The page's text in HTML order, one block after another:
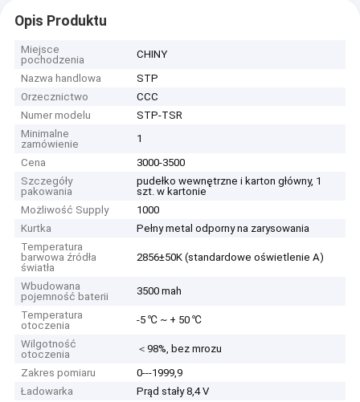
Opis Produktu
Miejsce
pochodzenia
CHINY
Nazwa handlowa
STP
Orzecznictwo
CCC
Numer modelu
STP-TSR
Minimalne
zamówienie
1
Cena
3000-3500
Szczegóły
pakowania
pudełko wewnętrzne i karton główny, 1
szt. w kartonie
Możliwość Supply
1000
Kurtka
Pełny metal odporny na zarysowania
Temperatura
barwowa źródła
światła
2856±50K (standardowe oświetlenie A)
Wbudowana
pojemność baterii
3500 mah
Temperatura
otoczenia
-5 ℃ ~ + 50 ℃
Wilgotność
otoczenia
＜98%, bez mrozu
Zakres pomiaru
0---1999,9
Ładowarka
Prąd stały 8,4 V